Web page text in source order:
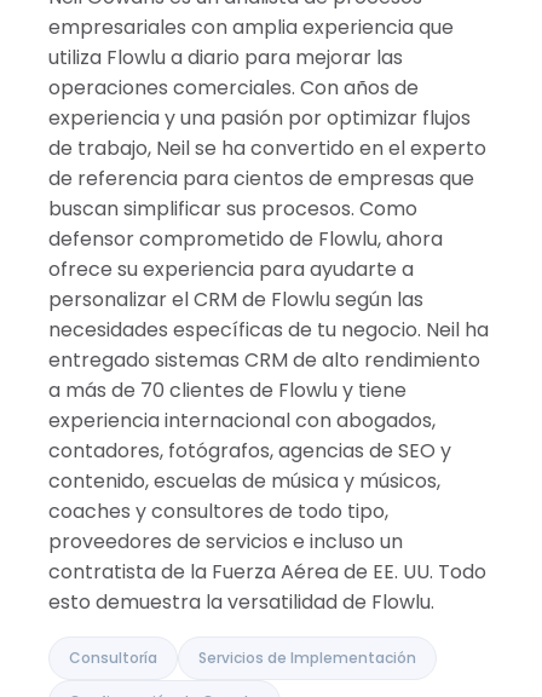
empresariales con amplia experiencia que
utiliza Flowlu a diario para mejorar las
operaciones comerciales. Con años de
experiencia y una pasión por optimizar flujos
de trabajo, Neil se ha convertido en el experto
de referencia para cientos de empresas que
buscan simplificar sus procesos. Como
defensor comprometido de Flowlu, ahora
ofrece su experiencia para ayudarte a
personalizar el CRM de Flowlu según las
necesidades específicas de tu negocio. Neil ha
entregado sistemas CRM de alto rendimiento
a más de 70 clientes de Flowlu y tiene
experiencia internacional con abogados,
contadores, fotógrafos, agencias de SEO y
contenido, escuelas de música y músicos,
coaches y consultores de todo tipo,
proveedores de servicios e incluso un
contratista de la Fuerza Aérea de EE. UU. Todo
esto demuestra la versatilidad de Flowlu.
Consultoría Servicios de Implementación